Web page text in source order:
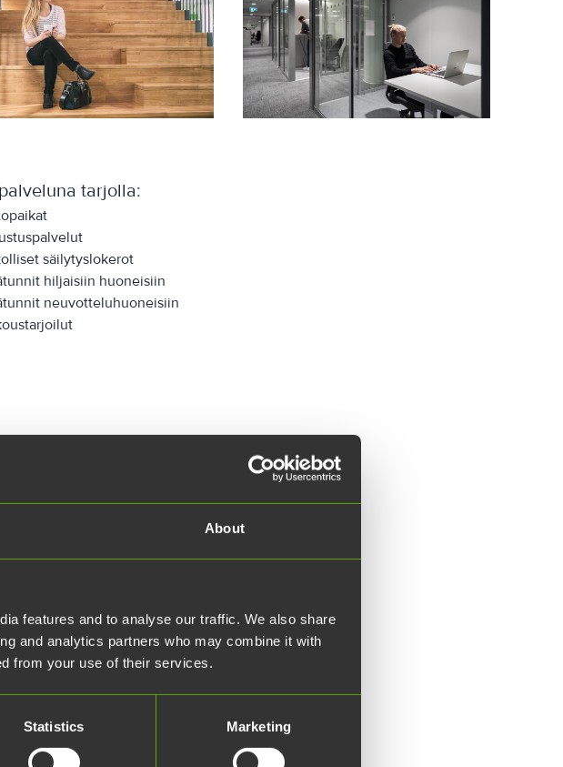
About
features and to analyse our traffic. We also share
and analytics partners who may combine it with
from your use of their services.
Statistics Marketing
tarjolla:
säilytyslokerot
hiljaisiin huoneisiin
neuvotteluhuoneisiin